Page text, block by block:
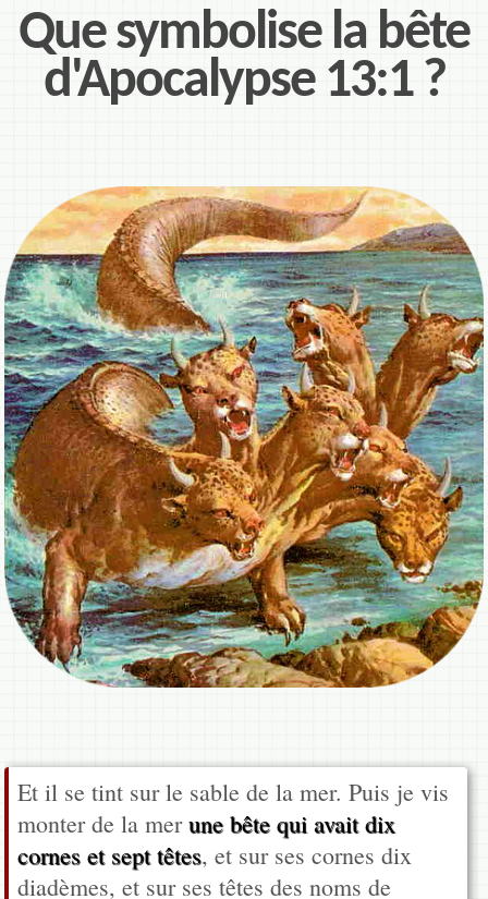
Que symbolise la bête
d'Apocalypse 13:1 ?
Et il se tint sur le sable de la mer. Puis je vis
monter de la merune bête qui avait dix
cornes et sept têtes, et sur ses cornes dix
diadèmes, et sur ses têtes des noms de